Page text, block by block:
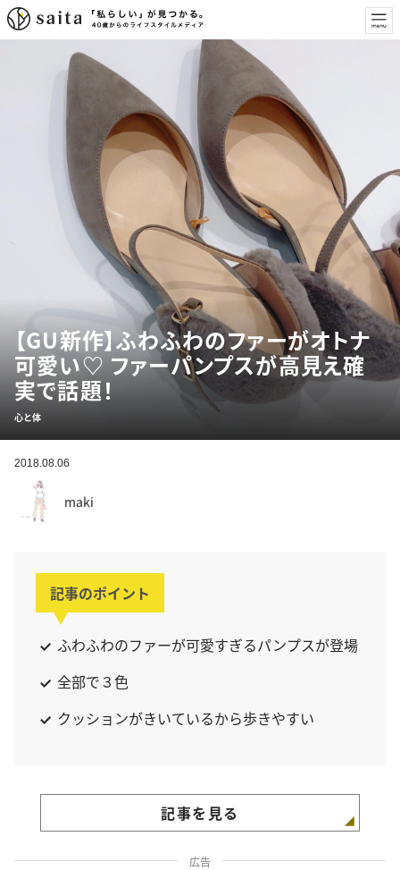
【GU新作】ふわふわのファーがオトナ
可愛い♡ ファーパンプスが高見え確
実で話題！
心と体
2018.08.06
maki
記事のポイント
ふわふわのファーが可愛すぎるパンプスが登場
全部で３色
クッションがきいているから歩きやすい
記事を見る
広告